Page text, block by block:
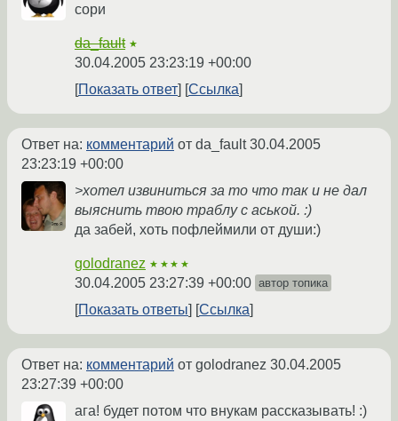
сори
da_fault ★
30.04.2005 23:23:19 +00:00
Показать ответ
Ссылка
Ответ на: комментарий от da_fault30.04.2005
23:23:19 +00:00
>хотел извиниться за то что так и не дал
выяснить твою траблу с аськой. :)
да забей, хоть пофлеймили от души:)
golodranez ★★★★
30.04.2005 23:27:39 +00:00 автор топика
Показать ответы Ссылка
Ответ на: комментарий от golodranez 30.04.2005
23:27:39 +00:00
ага! будет потом что внукам рассказывать! :)